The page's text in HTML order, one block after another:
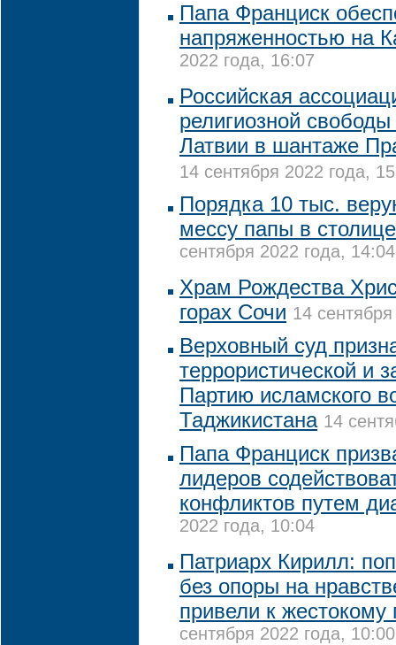
Папа Франциск
напряженностью на
2022 года, 16:07
Российская
религиозной
Латвии в шантаже
14 сентября 2022 года,
Порядка 10 тыс.
мессу папы в
сентября 2022 года, 14:04
Храм Рождества
горах Сочи 14
Верховный суд
террористической и
Партию исламского
Таджикистана 14
Папа Франциск
лидеров
конфликтов путем
2022 года, 10:04
Патриарх Кирилл:
без опоры на
привели к жестокому
сентября 2022 года, 10:00